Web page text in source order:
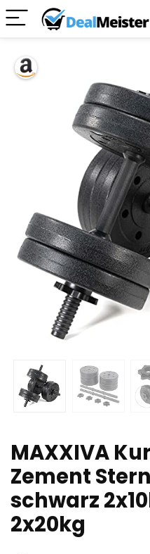
MAXXIVA
Zement
schwarz
2x20kg